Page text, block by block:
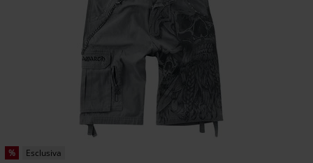
% Esclusiva